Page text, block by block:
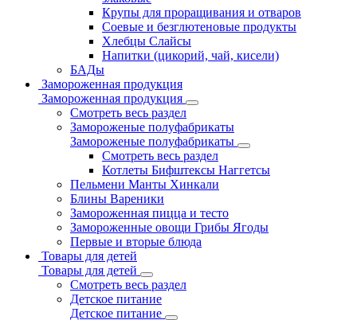
Крупы для проращивания и отваров
Соевые и безглютеновые продукты
Хлебцы Слайсы
Напитки (цикорий, чай, кисели)
БАДы
Замороженная продукция
Замороженная продукция
Смотреть весь раздел
Замороженые полуфабрикаты
Замороженые полуфабрикаты
Смотреть весь раздел
Котлеты Бифштексы Наггетсы
Пельмени Манты Хинкали
Блины Вареники
Замороженная пицца и тесто
Замороженные овощи Грибы Ягоды
Первые и вторые блюда
Товары для детей
Товары для детей
Смотреть весь раздел
Детское питание
Детское питание